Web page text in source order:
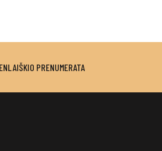
PRENUMERATA